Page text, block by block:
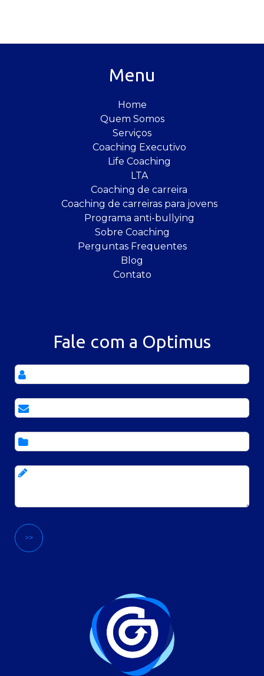
Menu
Home
Quem Somos
Serviços
Coaching Executivo
Life Coaching
LTA
Coaching de carreira
Coaching de carreiras para jovens
Programa anti-bullying
Sobre Coaching
Perguntas Frequentes
Blog
Contato
Fale com a Optimus